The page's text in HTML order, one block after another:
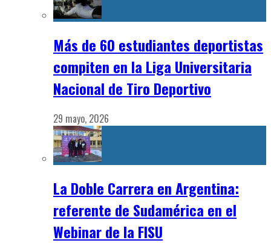
Más de 60 estudiantes deportistas
compiten en la Liga Universitaria
Nacional de Tiro Deportivo
29 mayo, 2026
La Doble Carrera en Argentina:
referente de Sudamérica en el
Webinar de la FISU